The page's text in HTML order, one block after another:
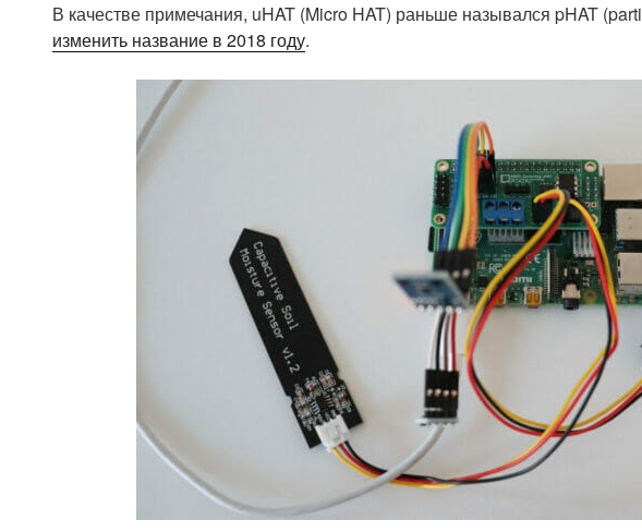
В качестве примечания, uHAT (Micro HAT) раньше назывался pHAT
изменить название в 2018 году.